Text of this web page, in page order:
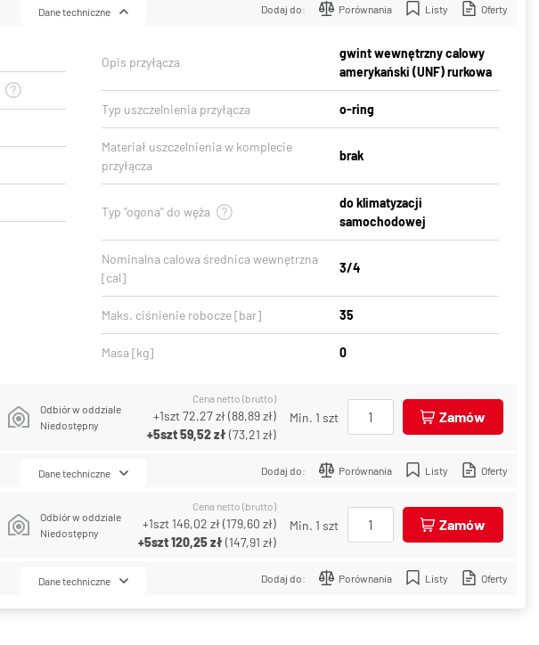
Dodaj do: Porównania Listy Oferty
Dane techniczne
Opis przyłącza
gwint wewnętrzny calowy
amerykański (UNF) rurkowa
Typ uszczelnienia przyłącza o-ring
Materiał uszczelnienia w komplecie
przyłącza
brak
Typ "ogona" do węża
do klimatyzacji
samochodowej
Nominalna calowa średnica wewnętrzna
[cal]
3/4
Maks. ciśnienie robocze [bar] 35
Masa [kg] 0
Odbiór w oddziale
Niedostępny
Cena netto (brutto)
+1szt72,27 zł(88,89 zł)
+5szt59,52 zł(73,21 zł)
Min. 1 szt Zamów
Dodaj do: Porównania Listy Oferty
Dane techniczne
Odbiór w oddziale
Niedostępny
Cena netto (brutto)
+1szt 146,02 zł(179,60 zł)
+5szt120,25 zł(147,91 zł)
Min. 1 szt Zamów
Dodaj do: Porównania Listy Oferty
Dane techniczne